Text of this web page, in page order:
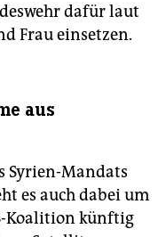
dafür laut
Frau einsetzen.
aus
Syrien-Mandats
es auch dabei um
Koalition künftig